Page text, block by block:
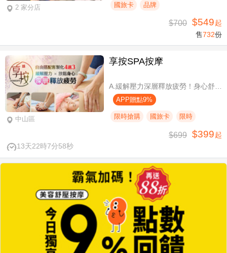
2 家分店 國旅卡 品牌
$700 $549起
售732份
中山區
享按SPA按摩
A.緩解壓力深層釋放疲勞！身心舒壓SPA60分(純手技) / B.緩解壓力 × 放鬆身心 × 深層釋放疲勞！讓身體與情緒同步放鬆全程90分身心舒壓(純手技) / C.打造最適合自己的放鬆！自由搭配客製化四選三舒壓全程90分(手技90分) / D.忙碌也能快速充電！客製化四選一舒壓30分(手技30分)
APP贈點9%
限時搶購 國旅卡 限時
13天22時7分57秒
$699 $399起